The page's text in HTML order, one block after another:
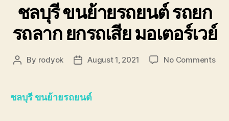
0802220366
ชลบุรี ขนย้ายรถยนต์ รถยก
รถลาก ยกรถเสีย มอเตอร์เวย์
Post
By rodyok
PostAugust 1, 2021 No Commentson
ชลบุรี ขนย้ายรถยนต์